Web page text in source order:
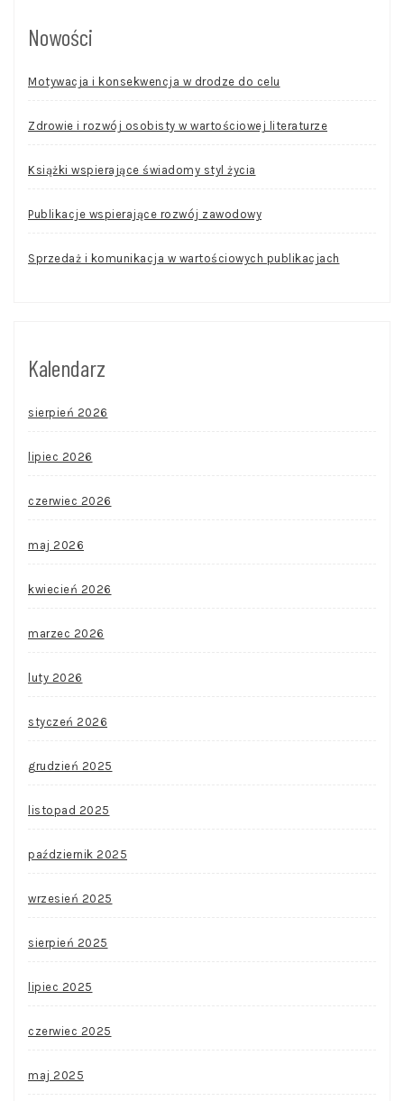
Nowości
Motywacja i konsekwencja w drodze do celu
Zdrowie i rozwój osobisty w wartościowej literaturze
Książki wspierające świadomy styl życia
Publikacje wspierające rozwój zawodowy
Sprzedaż i komunikacja w wartościowych publikacjach
Kalendarz
sierpień 2026
lipiec 2026
czerwiec 2026
maj 2026
kwiecień 2026
marzec 2026
luty 2026
styczeń 2026
grudzień 2025
listopad 2025
październik 2025
wrzesień 2025
sierpień 2025
lipiec 2025
czerwiec 2025
maj 2025